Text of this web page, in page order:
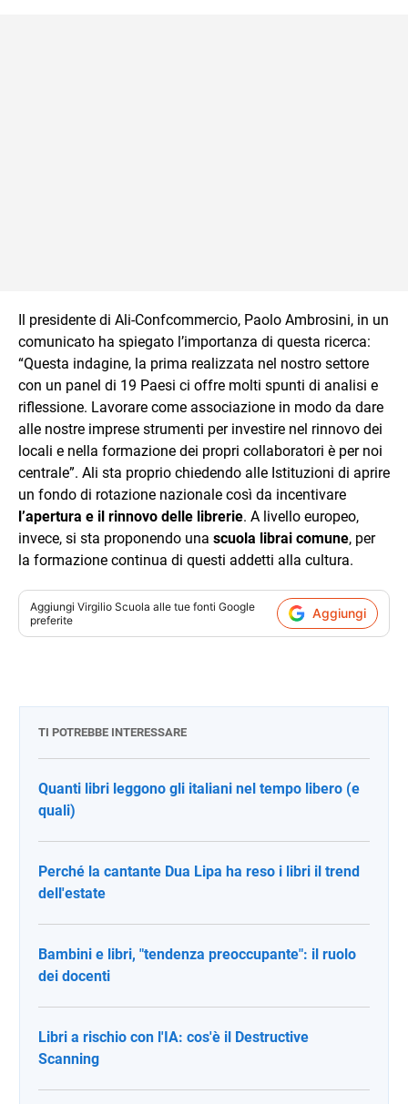
Il presidente di Ali-Confcommercio, Paolo Ambrosini, in un
comunicato ha spiegato l’importanza di questa ricerca:
“Questa indagine, la prima realizzata nel nostro settore
con un panel di 19 Paesi ci offre molti spunti di analisi e
riflessione. Lavorare come associazione in modo da dare
alle nostre imprese strumenti per investire nel rinnovo dei
locali e nella formazione dei propri collaboratori è per noi
centrale”. Ali sta proprio chiedendo alle Istituzioni di aprire
un fondo di rotazione nazionale così da incentivare
l’apertura e il rinnovo delle librerie. A livello europeo,
invece, si sta proponendo una scuola librai comune, per
la formazione continua di questi addetti alla cultura.
Aggiungi Virgilio Scuola alle tue fonti Google
preferite
Aggiungi
TI POTREBBE INTERESSARE
Quanti libri leggono gli italiani nel tempo libero (e
quali)
Perché la cantante Dua Lipa ha reso i libri il trend
dell'estate
Bambini e libri, "tendenza preoccupante": il ruolo
dei docenti
Libri a rischio con l'IA: cos'è il Destructive
Scanning